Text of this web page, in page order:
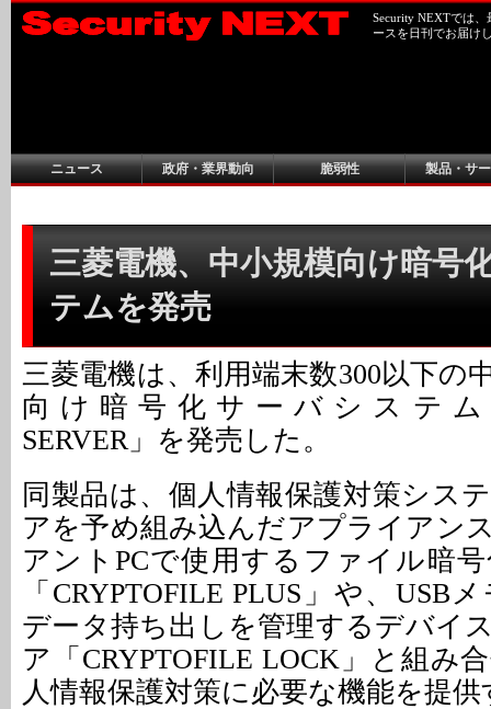
Security NEXTでは
ースを日刊でお届け
ニュース 政府・業界動向 脆弱性 製品・サ
三菱電機、中小規模向け暗号
テムを発売
三菱電機は、利用端末数300以下の
向け暗号化サーバシステム
SERVER」を発売した。
同製品は、個人情報保護対策シス
アを予め組み込んだアプライアン
アントPCで使用するファイル暗
「CRYPTOFILE PLUS」や、USB
データ持ち出しを管理するデバイ
ア「CRYPTOFILE LOCK」と組み
人情報保護対策に必要な機能を提供